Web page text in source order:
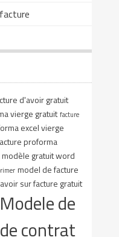
d'avoir gratuit
vierge gratuit facture
excel vierge
proforma
gratuit word
model de facture
sur facture gratuit
Modele de
contrat